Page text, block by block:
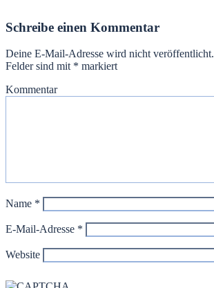
Schreibe einen Kommentar
Deine E-Mail-Adresse wird nicht veröffentlicht.
Felder sind mit * markiert
Kommentar
Name *
E-Mail-Adresse *
Website